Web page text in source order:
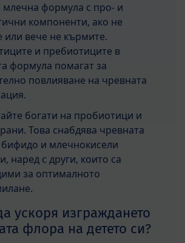
млечна формула с про- и
компоненти, ако не
или вече не кърмите.
и пребиотиците в
формула помагат за
повлияване на чревната
богати на пробиотици и
Това снабдява чревната
и млечнокисели
наред с други, които са
за оптималното
ускоря изграждането
флора на детето си?